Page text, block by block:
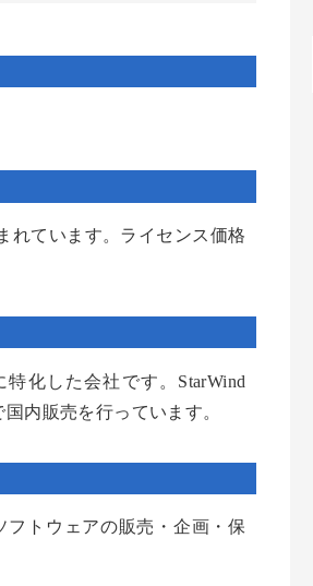
れています。ライセンス価格
化した会社です。StarWind
内販売を行っています。
フトウェアの販売・企画・保